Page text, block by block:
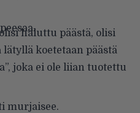
haluttu päästä, olisi
koetetaan päästä
joka ei ole liian tuotettu
murjaisee.